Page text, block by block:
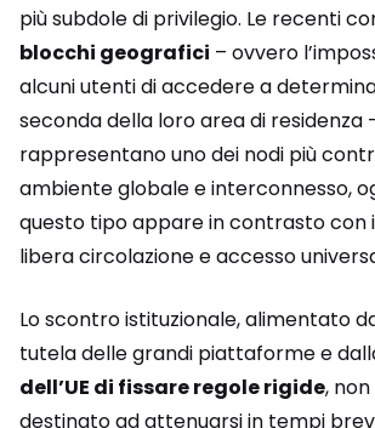
più subdole di privilegio. Le recenti
blocchi geografici – ovvero
alcuni utenti di accedere a
seconda della loro area di residenza
rappresentano uno dei nodi più
ambiente globale e interconnesso,
questo tipo appare in contrasto con
libera circolazione e accesso
Lo scontro istituzionale, alimentato
tutela delle grandi piattaforme e
dell’UE di fissare regole rigide,
destinato ad attenuarsi in tempi